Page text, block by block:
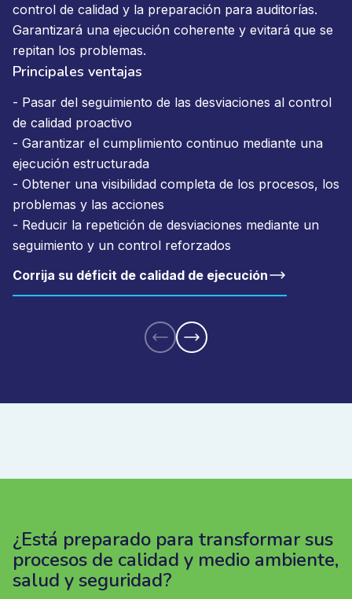
control de calidad y la preparación para auditorías.
Garantizará una ejecución coherente y evitará que se
repitan los problemas.
Principales ventajas
- Pasar del seguimiento de las desviaciones al control
de calidad proactivo
- Garantizar el cumplimiento continuo mediante una
ejecución estructurada
- Obtener una visibilidad completa de los procesos, los
problemas y las acciones
- Reducir la repetición de desviaciones mediante un
seguimiento y un control reforzados
Corrija su déficit de calidad de ejecución
¿Está preparado para transformar sus
procesos de calidad y medio ambiente,
salud y seguridad?